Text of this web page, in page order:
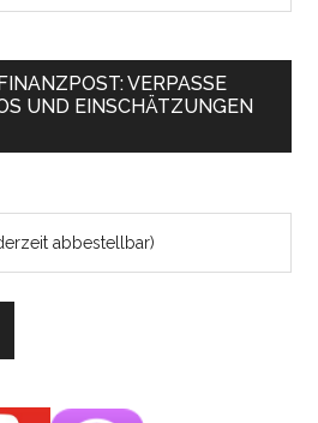
VERPASSE
UND EINSCHÄTZUNGEN